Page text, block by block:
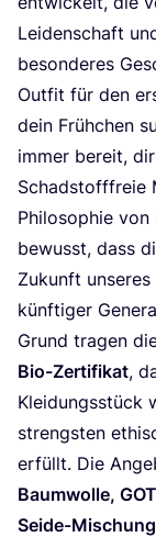
Lei­den­schaft
beson­de­res
Out­fit für den
dein Früh­chen
immer bereit,
Schad­stoff­freie
Phi­lo­so­phie von
bewusst, dass
Zukunft
künf­ti­ger
Grund tra­gen
Bio-Zer­ti­fi­kat,
Klei­dungs­stück
strengs­ten
erfüllt. Die
Baum­wol­le,
Sei­de-